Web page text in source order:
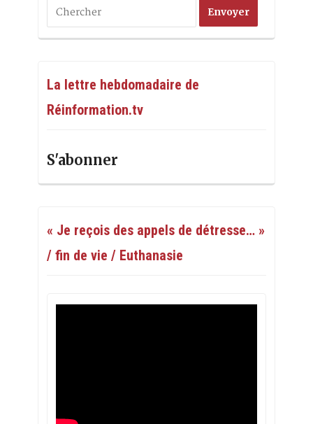
La lettre hebdomadaire de
Réinformation.tv
S'abonner
« Je reçois des appels de détresse… »
/ fin de vie / Euthanasie